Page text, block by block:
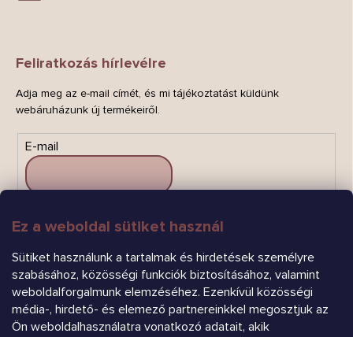
Ez a weboldal sütiket használ
Sütiket használunk a tartalmak és hirdetések személyre
szabásához, közösségi funkciók biztosításához, valamint
weboldalforgalmunk elemzéséhez. Ezenkívül közösségi
média-, hirdető- és elemező partnereinkkel megosztjuk az
Ön weboldalhasználatra vonatkozó adatait, akik
Feliratkozás hírlevélre
Adja meg az e-mail címét, és mi tájékoztatást küldünk
webáruházunk új termékeiről.
E-mail
FELIRATKOZÁS